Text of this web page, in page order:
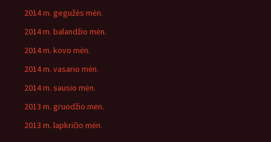
2014 m. gegužės mėn.
2014 m. balandžio mėn.
2014 m. kovo mėn.
2014 m. vasario mėn.
2014 m. sausio mėn.
2013 m. gruodžio mėn.
2013 m. lapkričio mėn.